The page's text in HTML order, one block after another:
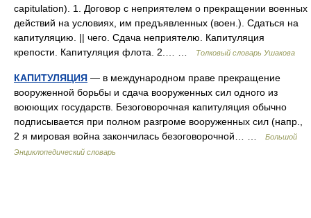
capitulation). 1. Договор с неприятелем о прекращении военных
действий на условиях, им предъявленных (воен.). Сдаться на
капитуляцию. || чего. Сдача неприятелю. Капитуляция
крепости. Капитуляция флота. 2.… …
Толковый словарь Ушакова
КАПИТУЛЯЦИЯ — в международном праве прекращение
вооруженной борьбы и сдача вооруженных сил одного из
воюющих государств. Безоговорочная капитуляция обычно
подписывается при полном разгроме вооруженных сил (напр.,
2 я мировая война закончилась безоговорочной… …
Большой
Энциклопедический словарь